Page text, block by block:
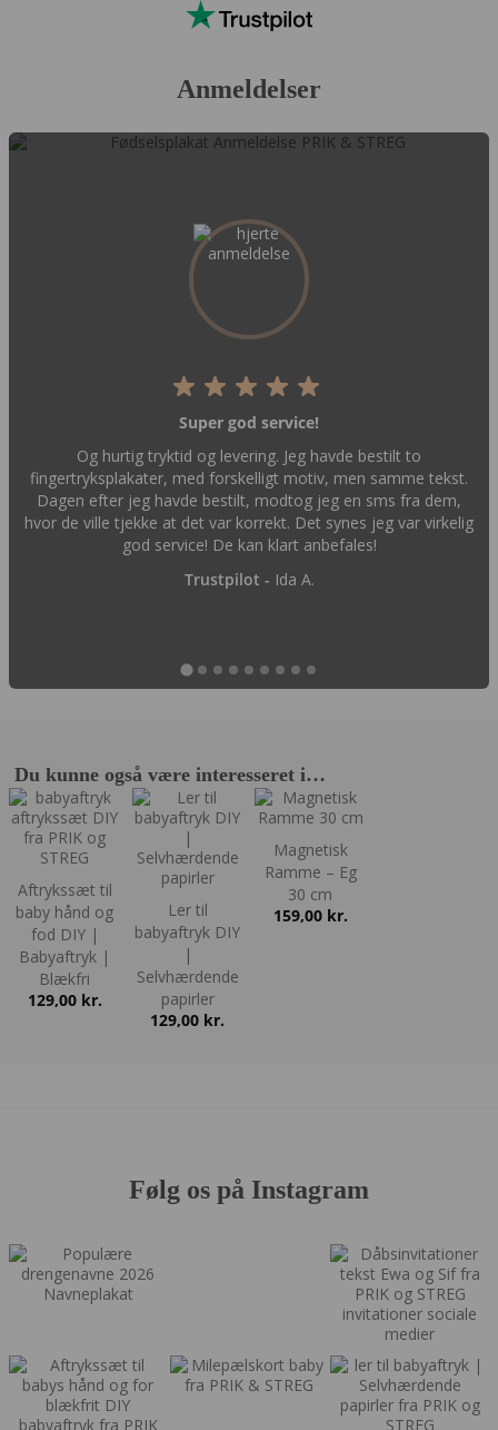
Anmeldelser
Super god service!
Og hurtig tryktid og levering. Jeg havde bestilt to
fingertryksplakater, med forskelligt motiv, men samme tekst.
Dagen efter jeg havde bestilt, modtog jeg en sms fra dem,
hvor de ville tjekke at det var korrekt. Det synes jeg var virkelig
god service! De kan klart anbefales!
Trustpilot - Ida A.
Du kunne også være interesseret i…
Aftrykssæt til
baby hånd og
fod DIY |
Babyaftryk |
Blækfri
129,00 kr.
Ler til
babyaftryk DIY
|
Selvhærdende
papirler
129,00 kr.
Magnetisk
Ramme – Eg
30 cm
159,00 kr.
Følg os på Instagram